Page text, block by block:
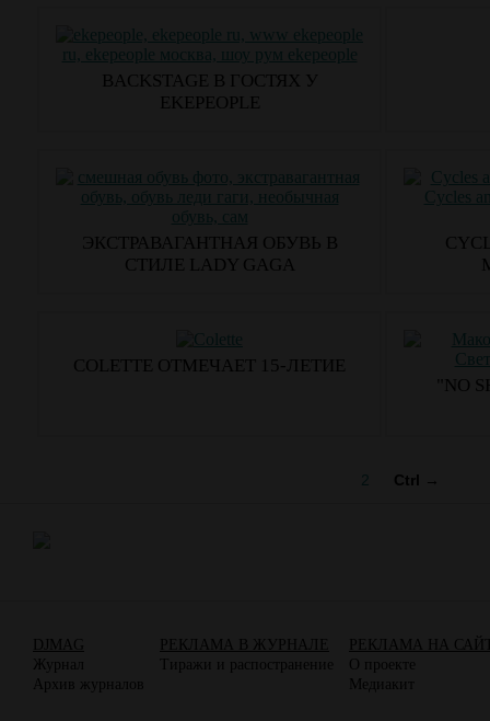
BACKSTAGE В ГОСТЯХ У
EKEPEOPLE
ЭКСТРАВАГАНТНАЯ ОБУВЬ В
СТИЛЕ LADY GAGA
COLETTE ОТМЕЧАЕТ 15-ЛЕТИЕ
"NO
2 Ctrl →
DJMAG
Журнал
Архив журналов
РЕКЛАМА В ЖУРНАЛЕ
Тиражи и распостранение
РЕКЛАМА НА
О проекте
Медиакит